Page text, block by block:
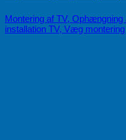
Montering af TV,
installation TV, Væg